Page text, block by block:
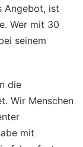
Angebot, ist
Wer mit 30
seinem
die
Wir Menschen
mit